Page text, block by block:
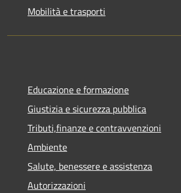
Mobilità e trasporti
Educazione e formazione
Giustizia e sicurezza pubblica
Tributi,finanze e contravvenzioni
Ambiente
Salute, benessere e assistenza
Autorizzazioni